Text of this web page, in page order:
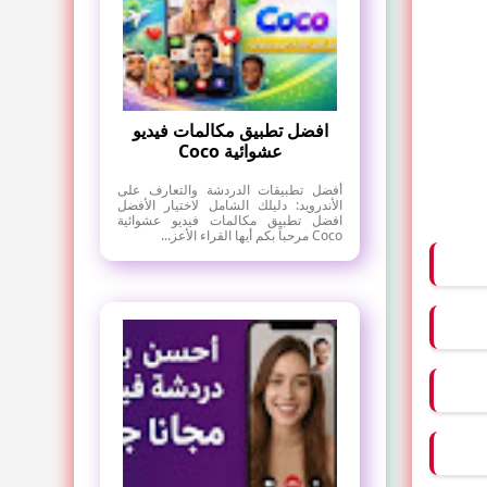
افضل تطبيق مكالمات فيديو
عشوائية Coco
أفضل تطبيقات الدردشة والتعارف على
الأندرويد: دليلك الشامل لاختيار الأفضل
افضل تطبيق مكالمات فيديو عشوائية
Coco مرحباً بكم أيها القراء الأعز...